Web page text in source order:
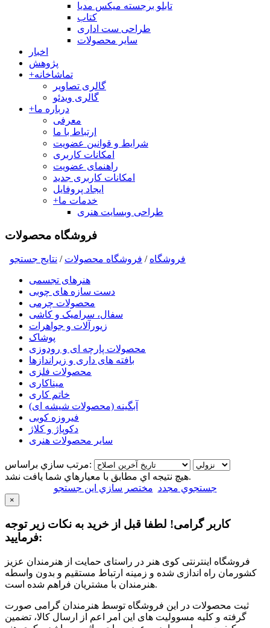
تابلو برجسته میکس مدیا
کتاب
طراحی ست اداری
سایر محصولات
اخبار
پژوهش
+تماشاخانه
گالری تصاویر
گالری ویدئو
+درباره ما
معرفی
ارتباط با ما
شرایط و قوانین عضویت
امکانات کاربری
راهنمای عضویت
امکانات کاربری جدید
ایجاد پروفایل
+خدمات ما
طراحی وبسایت هنری
فروشگاه محصولات
فروشگاه / فروشگاه محصولات / نتايج جستجو
هنرهای تجسمی
دست سازه های چوبی
محصولات چرمی
سفال، سرامیک و کاشی
زیورآلات و جواهرات
پوشاک
محصولات پارچه ای و رودوزی
بافته های داری و زیراندازها
محصولات فلزی
میناکاری
خاتم کاری
آبگینه (محصولات شیشه ای)
فیروزه کوبی
دکوپاژ و کلاژ
سایر محصولات هنری
مرتب سازي براساس:
هيچ نتيجه اي مطابق با معيارهاي شما يافت نشد.
جستجوي مجدد مختصر سازي اين جستجو
×
کاربر گرامی! لطفا قبل از خرید به نکات زیر توجه
فرمایید:
فروشگاه اینترنتی کوی هنر در راستای حمایت از هنرمندان عزیز
کشورمان راه اندازی شده و زمینه ارتباط مستقیم و بدون واسطه
هنرمندان با مشتریان فراهم شده است.
ثبت محصولات در این فروشگاه توسط هنرمندان گرامی صورت
گرفته و کلیه مسوولیت های این امر اعم از ارسال کالا، تضمین